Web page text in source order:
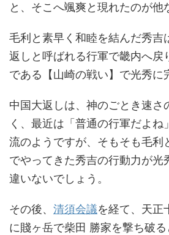
と、そこへ颯爽と現れたのが他
毛利と素早く和睦を結んだ秀吉
返しと呼ばれる行軍で畿内へ戻
である【山崎の戦い】で光秀に
中国大返しは、神のごとき速
く、最近は「普通の行軍だよね
流のようですが、そもそも毛利
でやってきた秀吉の行動力が光
違いないでしょう。
その後、 清須会議を経て、天正
に賤ヶ岳で柴田 勝家を撃ち破